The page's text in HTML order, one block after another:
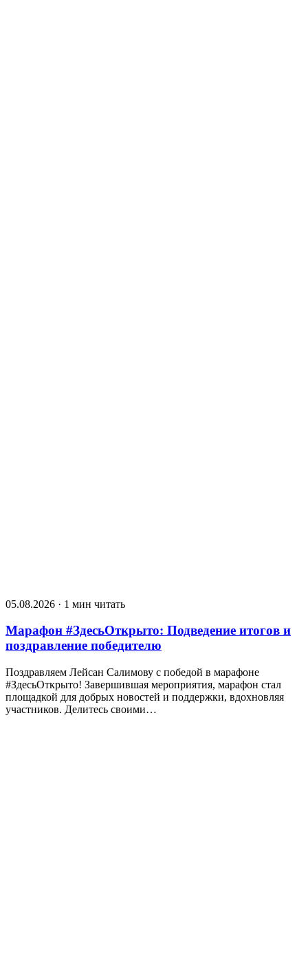
05.08.2026 · 1 мин читать
Марафон #ЗдесьОткрыто: Подведение итогов и
поздравление победителю
Поздравляем Лейсан Салимову с победой в марафоне
#ЗдесьОткрыто! Завершившая мероприятия, марафон стал
площадкой для добрых новостей и поддержки, вдохновляя
участников. Делитесь своими…